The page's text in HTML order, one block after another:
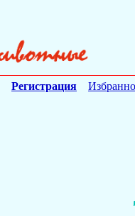
Регистрация